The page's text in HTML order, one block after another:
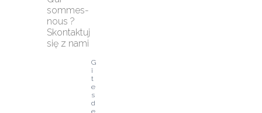
sommes-
nous ?
Skontaktuj
się z nami
G
î
t
e
s
d